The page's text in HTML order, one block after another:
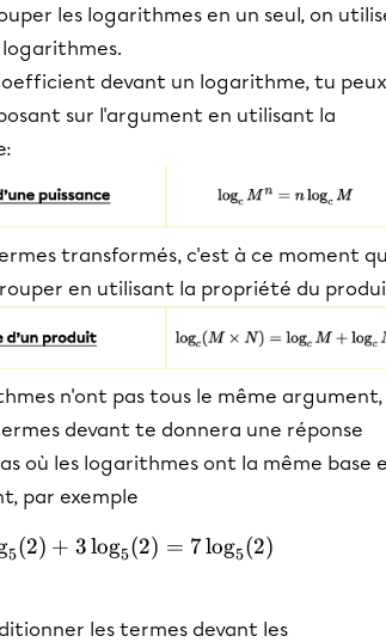
les logarithmes en un seul, on
devant un logarithme, tu peux
sur l'argument en utilisant la
transformés, c'est à ce moment
en utilisant la propriété du
n'ont pas tous le même argument,
devant te donnera une réponse
où les logarithmes ont la même base
par exemple
4\log_{5}(2) +
5(2) + 3log5(2) = 7log5(2)
les termes devant les